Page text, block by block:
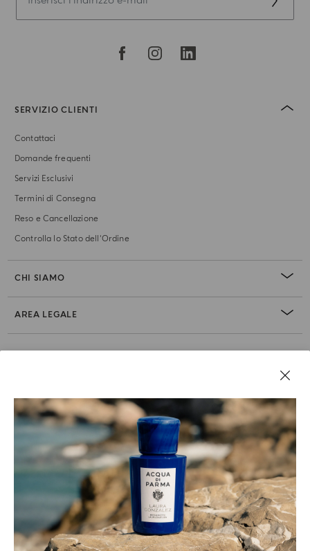
SERVIZIO CLIENTI
Contattaci
Domande frequenti
Servizi Esclusivi
Termini di Consegna
Reso e Cancellazione
Controlla lo Stato dell'Ordine
CHI SIAMO
AREA LEGALE